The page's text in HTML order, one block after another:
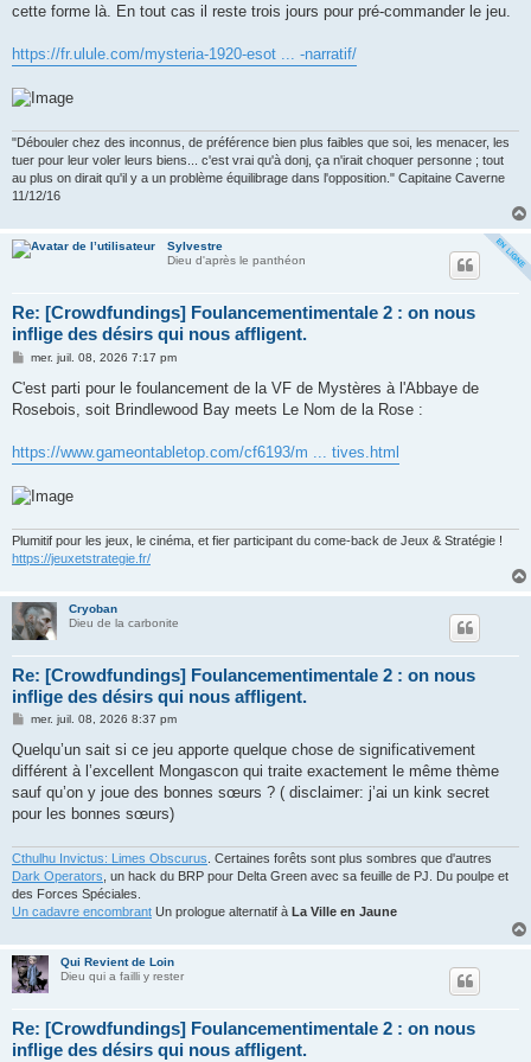
cette forme là. En tout cas il reste trois jours pour pré-commander le jeu.
https://fr.ulule.com/mysteria-1920-esot ... -narratif/
"Débouler chez des inconnus, de préférence bien plus faibles que soi, les menacer, les
tuer pour leur voler leurs biens... c'est vrai qu'à donj, ça n'irait choquer personne ; tout
au plus on dirait qu'il y a un problème équilibrage dans l'opposition." Capitaine Caverne
11/12/16
Sylvestre
Dieu d'après le panthéon
Re: [Crowdfundings] Foulancementimentale 2 : on nous
inflige des désirs qui nous affligent.
M
s
a
mer. juil. 08, 2026 7:17 pm
C'est parti pour le foulancement de la VF de Mystères à l'Abbaye de
Rosebois, soit Brindlewood Bay meets Le Nom de la Rose :
https://www.gameontabletop.com/cf6193/m ... tives.html
Plumitif pour les jeux, le cinéma, et fier participant du come-back de Jeux & Stratégie !
https://jeuxetstrategie.fr/
Cryoban
Dieu de la carbonite
Re: [Crowdfundings] Foulancementimentale 2 : on nous
inflige des désirs qui nous affligent.
M
s
a
g
mer. juil. 08, 2026 8:37 pm
Quelqu’un sait si ce jeu apporte quelque chose de significativement
différent à l’excellent Mongascon qui traite exactement le même thème
sauf qu’on y joue des bonnes sœurs ? ( disclaimer: j’ai un kink secret
pour les bonnes sœurs)
Cthulhu Invictus: Limes Obscurus . Certaines forêts sont plus sombres que d'autres
Dark Operators , un hack du BRP pour Delta Green avec sa feuille de PJ. Du poulpe et
des Forces Spéciales.
Un cadavre encombrant Un prologue alternatif à La Ville en Jaune
Qui Revient de Loin
Dieu qui a failli y rester
Re: [Crowdfundings] Foulancementimentale 2 : on nous
inflige des désirs qui nous affligent.